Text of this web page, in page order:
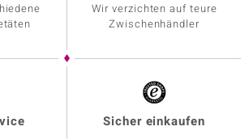
Wir verzichten auf teure
Zwischenhändler
Sicher einkaufen